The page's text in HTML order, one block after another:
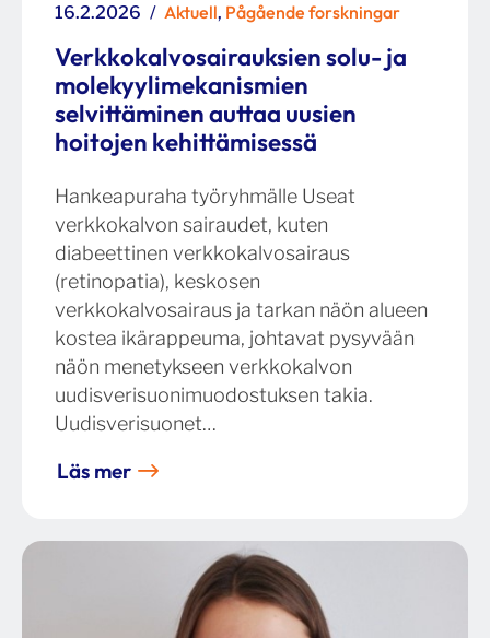
Posted
16.2.2026 Categories
Aktuell, Pågående forskningar
Verkkokalvosairauksien solu- ja
molekyylimekanismien
selvittäminen auttaa uusien
hoitojen kehittämisessä
Hankeapuraha työryhmälle Useat
verkkokalvon sairaudet, kuten
diabeettinen verkkokalvosairaus
(retinopatia), keskosen
verkkokalvosairaus ja tarkan näön alueen
kostea ikärappeuma, johtavat pysyvään
näön menetykseen verkkokalvon
uudisverisuonimuodostuksen takia.
Uudisverisuonet…
Läs mer